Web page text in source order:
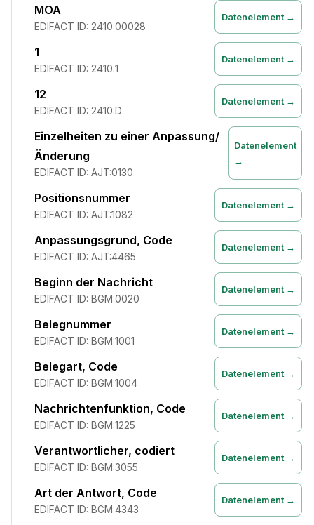
MOA
EDIFACT ID: 2410:00028
Datenelement →
1
EDIFACT ID: 2410:1
Datenelement →
12
EDIFACT ID: 2410:D
Datenelement →
Einzelheiten zu einer Anpassung/
Änderung
EDIFACT ID: AJT:0130
Datenelement
→
Positionsnummer
EDIFACT ID: AJT:1082
Datenelement →
Anpassungsgrund, Code
EDIFACT ID: AJT:4465
Datenelement →
Beginn der Nachricht
EDIFACT ID: BGM:0020
Datenelement →
Belegnummer
EDIFACT ID: BGM:1001
Datenelement →
Belegart, Code
EDIFACT ID: BGM:1004
Datenelement →
Nachrichtenfunktion, Code
EDIFACT ID: BGM:1225
Datenelement →
Verantwortlicher, codiert
EDIFACT ID: BGM:3055
Datenelement →
Art der Antwort, Code
EDIFACT ID: BGM:4343
Datenelement →